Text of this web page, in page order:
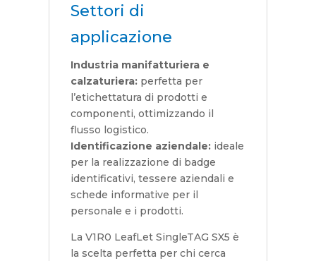
Settori di
applicazione
Industria manifatturiera e
calzaturiera: perfetta per
l’etichettatura di prodotti e
componenti, ottimizzando il
flusso logistico.
Identificazione aziendale: ideale
per la realizzazione di badge
identificativi, tessere aziendali e
schede informative per il
personale e i prodotti.
La V1R0 LeafLet SingleTAG SX5 è
la scelta perfetta per chi cerca